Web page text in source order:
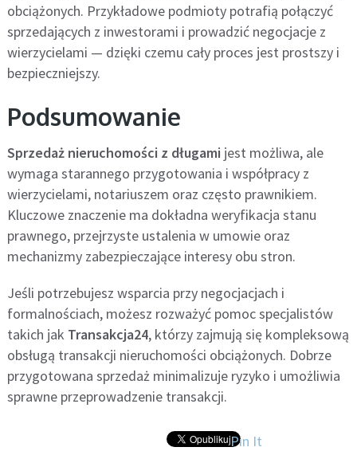
obciążonych. Przykładowe podmioty potrafią połączyć
sprzedających z inwestorami i prowadzić negocjacje z
wierzycielami — dzięki czemu cały proces jest prostszy i
bezpieczniejszy.
Podsumowanie
Sprzedaż nieruchomości z długami jest możliwa, ale
wymaga starannego przygotowania i współpracy z
wierzycielami, notariuszem oraz często prawnikiem.
Kluczowe znaczenie ma dokładna weryfikacja stanu
prawnego, przejrzyste ustalenia w umowie oraz
mechanizmy zabezpieczające interesy obu stron.
Jeśli potrzebujesz wsparcia przy negocjacjach i
formalnościach, możesz rozważyć pomoc specjalistów
takich jak Transakcja24, którzy zajmują się kompleksową
obsługą transakcji nieruchomości obciążonych. Dobrze
przygotowana sprzedaż minimalizuje ryzyko i umożliwia
sprawne przeprowadzenie transakcji.
Pin It